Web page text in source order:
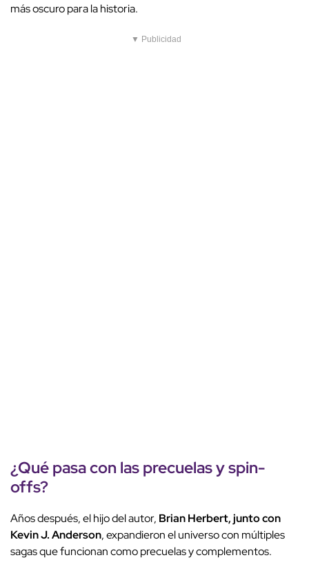
más oscuro para la historia.
▼ Publicidad
¿Qué pasa con lasprecuelasyspin-
offs?
Años después, el hijo del autor, Brian Herbert, junto con
Kevin J. Anderson, expandieron el universo con múltiples
sagas que funcionan como precuelas y complementos.